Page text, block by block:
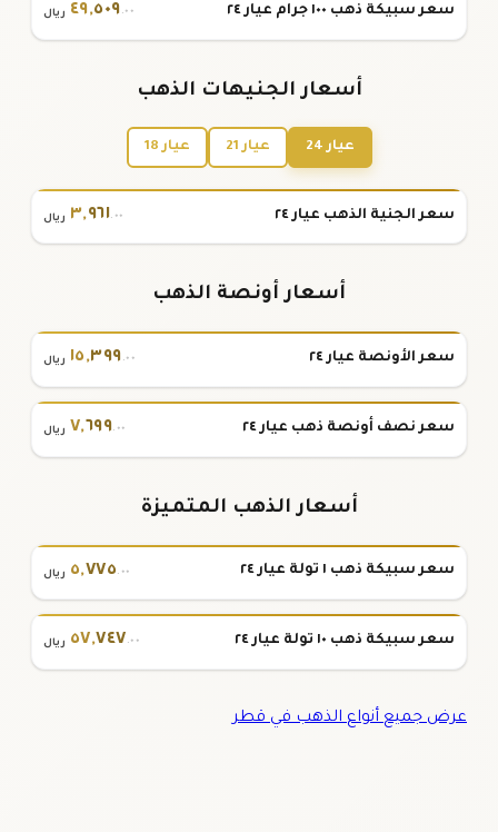
سعر سبيكة ذهب ١٠٠ جرام عيار ٢٤ ٤٩,٥٠٩.٠٠ ريال
أسعار الجنيهات الذهب
عيار 24 عيار 21 عيار 18
سعر الجنية الذهب عيار ٢٤ ٣,٩٦١.٠٠ ريال
أسعار أونصة الذهب
سعر الأونصة عيار ٢٤ ١٥,٣٩٩.٠٠ ريال
سعر نصف أونصة ذهب عيار ٢٤ ٧,٦٩٩.٠٠ ريال
أسعار الذهب المتميزة
سعر سبيكة ذهب ١ تولة عيار ٢٤ ٥,٧٧٥.٠٠ ريال
سعر سبيكة ذهب ١٠ تولة عيار ٢٤ ٥٧,٧٤٧.٠٠ ريال
عرض جميع أنواع الذهب في قطر